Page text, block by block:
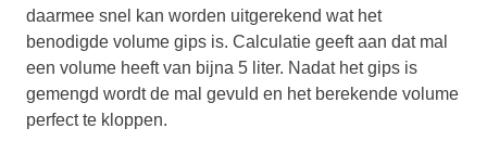
daarmee snel kan worden uitgerekend wat het
benodigde volume gips is. Calculatie geeft aan dat mal
een volume heeft van bijna 5 liter. Nadat het gips is
gemengd wordt de mal gevuld en het berekende volume
perfect te kloppen.